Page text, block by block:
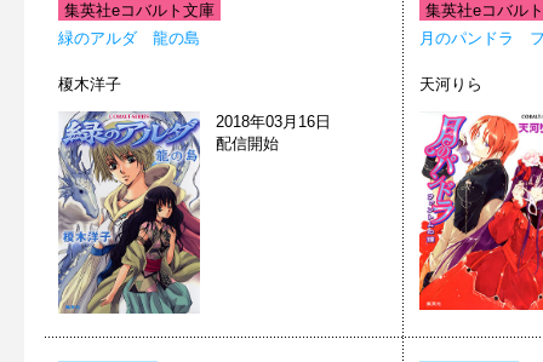
集英社eコバルト文庫
緑のアルダ 龍の島
榎木洋子
2018年03月16日
配信開始
集英社eコバル
月のパンドラ
天河りら